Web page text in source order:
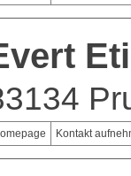
Kontakt